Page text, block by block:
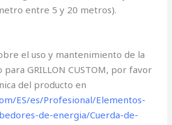
entre 5 y 20 metros).
el uso y mantenimiento de la
GRILLON CUSTOM, por favor
del producto en
ES/es/Profesional/Elementos-
de-energia/Cuerda-de-